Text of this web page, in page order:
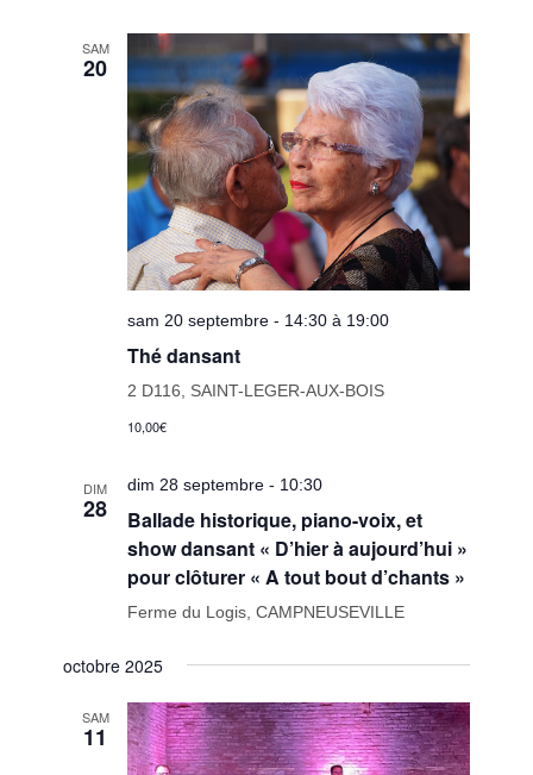
SAM
20
sam 20 septembre - 14:30 à 19:00
Thé dansant
2 D116, SAINT-LEGER-AUX-BOIS
10,00€
DIM
28
dim 28 septembre - 10:30
Ballade historique, piano-voix, et
show dansant « D’hier à aujourd’hui »
pour clôturer « A tout bout d’chants »
Ferme du Logis, CAMPNEUSEVILLE
octobre 2025
SAM
11